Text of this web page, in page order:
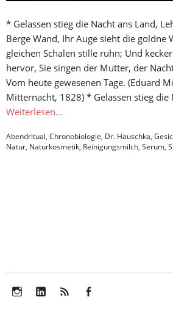
* Gelassen stieg die Nacht ans Land,
Berge Wand, Ihr Auge sieht die goldne
gleichen Schalen stille ruhn; Und
hervor, Sie singen der Mutter, der
Vom heute gewesenen Tage. (Eduard
Mitternacht, 1828) * Gelassen stieg die
Weiterlesen…
Abendritual, Chronobiologie, Dr. Hauschka,
Natur, Naturkosmetik, Reinigungsmilch, Serum,